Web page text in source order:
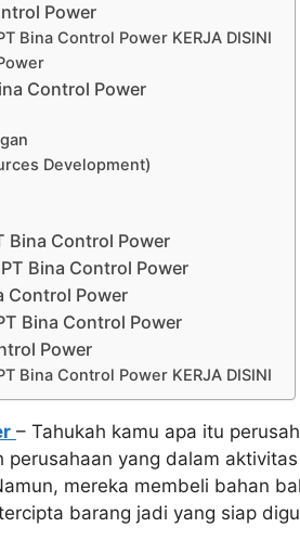
Power
Bina Control Power KERJA DISINI
Control Power
Development)
Bina Control Power
Bina Control Power
Control Power
Bina Control Power
Power
Bina Control Power KERJA DISINI
– Tahukah kamu apa itu
perusahaan yang dalam
mereka membeli bahan
barang jadi yang siap